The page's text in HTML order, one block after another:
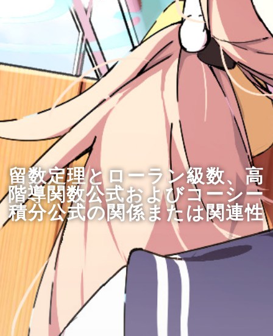
留数定理とローラン級数、高
階導関数公式およびコーシー
積分公式の関係または関連性